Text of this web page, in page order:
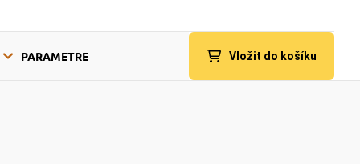
PARAMETRE Vložit do košíku